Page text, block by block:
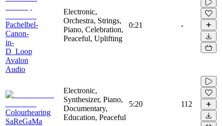
Pachelbel-
Canon-
in-
D_Loop
Avalon
Audio
Electronic,
Orchestra, Strings,
Piano, Celebration,
Peaceful, Uplifting
0:21 -
Colourhearing
SaReGaMa
Electronic,
Synthesizer, Piano,
Documentary,
Education, Peaceful
5:20 112